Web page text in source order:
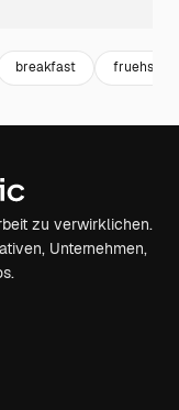
breakfast
zu verwirklichen.
Unternehmen,